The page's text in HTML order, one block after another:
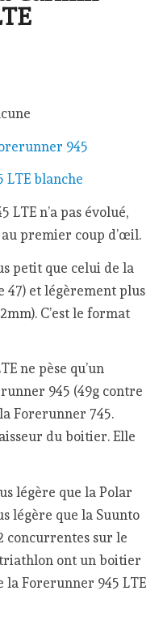
945
LTE blanche
LTE n’a pas évolué,
premier coup d’œil.
petit que celui de la
47) et légèrement plus
C’est le format
ne pèse qu’un
945 (49g contre
Forerunner 745.
du boitier. Elle
légère que la Polar
légère que la Suunto
concurrentes sur le
triathlon ont un boitier
la Forerunner 945 LTE